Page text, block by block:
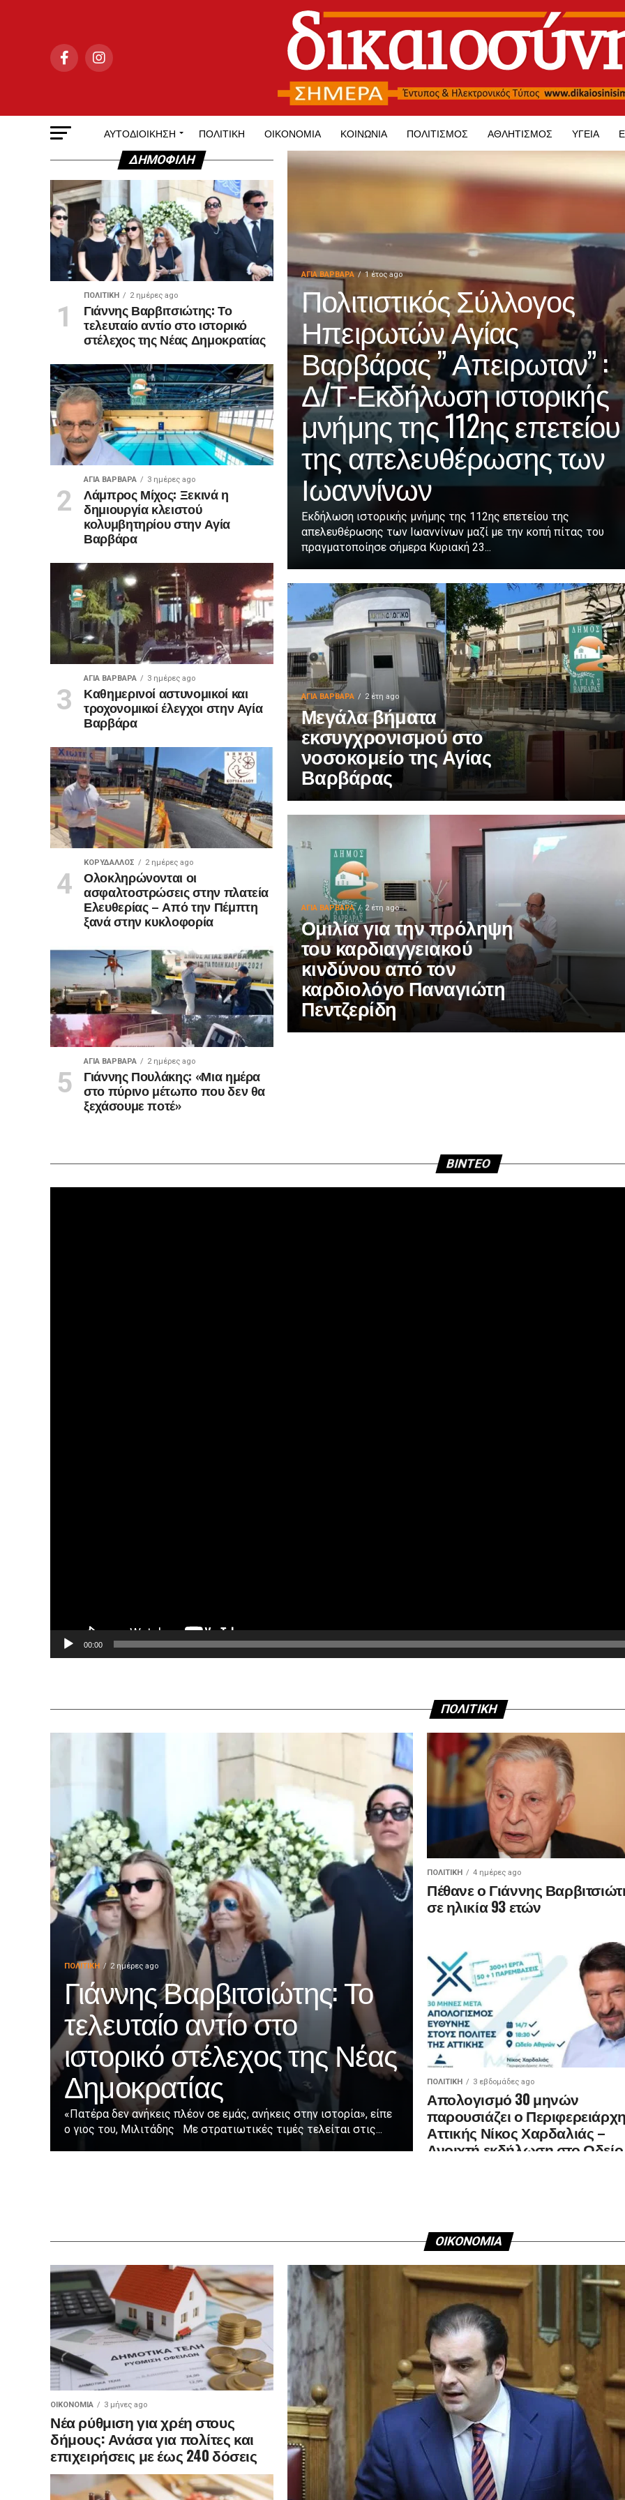
ΑΥΤΟΔΙΟΊΚΗΣΗ ΠΟΛΙΤΙΚΉ ΟΙΚΟΝΟΜΊΑ ΚΟΙΝΩΝΊΑ ΠΟΛΙΤΙΣΜΌΣ ΑΘΛΗΤΙΣΜΌΣ ΥΓΕΊΑ
ΑΓΙΑ ΒΑΡΒΑΡΑ 1 έτος ago
Πολιτιστικός Σύλλογος
Ηπειρωτών Αγίας
Βαρβάρας ” Απειρωταν” :
Δ/Τ-Εκδήλωση ιστορικής
μνήμης της 112ης επετείου
της απελευθέρωσης των
Ιωαννίνων
Εκδήλωση ιστορικής μνήμης της 112ης επετείου της
απελευθέρωσης των Ιωαννίνων μαζί με την κοπή πίτας του
πραγματοποίησε σήμερα Κυριακή 23...
ΑΓΙΑ ΒΑΡΒΑΡΑ 2 έτη ago
Μεγάλα βήματα
εκσυγχρονισμού στο
νοσοκομείο της Αγίας
Βαρβάρας
ΑΓΙΑ ΒΑΡΒΑΡΑ 2 έτη ago
Ομιλία για την πρόληψη
του καρδιαγγειακού
κινδύνου από τον
καρδιολόγο Παναγιώτη
Πεντζερίδη
ΔΗΜΟΦΙΛΉ
ΠΟΛΙΤΙΚΉ 2 ημέρες ago
Γιάννης Βαρβιτσιώτης: Το
τελευταίο αντίο στο ιστορικό
στέλεχος της Νέας Δημοκρατίας
ΑΓΙΑ ΒΑΡΒΑΡΑ 3 ημέρες ago
Λάμπρος Μίχος: Ξεκινά η
δημιουργία κλειστού
κολυμβητηρίου στην Αγία
Βαρβάρα
ΑΓΙΑ ΒΑΡΒΑΡΑ 3 ημέρες ago
Καθημερινοί αστυνομικοί και
τροχονομικοί έλεγχοι στην Αγία
Βαρβάρα
ΚΟΡΥΔΑΛΛΟΣ 2 ημέρες ago
Ολοκληρώνονται οι
ασφαλτοστρώσεις στην πλατεία
Ελευθερίας – Από την Πέμπτη
ξανά στην κυκλοφορία
ΑΓΙΑ ΒΑΡΒΑΡΑ 2 ημέρες ago
Γιάννης Πουλάκης: «Μια ημέρα
στο πύρινο μέτωπο που δεν θα
ξεχάσουμε ποτέ»
BINTEO
00:00
ΠΟΛΙΤΙΚΗ
ΠΟΛΙΤΙΚΉ 2 ημέρες ago
Γιάννης Βαρβιτσιώτης: Το
τελευταίο αντίο στο
ιστορικό στέλεχος της Νέας
Δημοκρατίας
«Πατέρα δεν ανήκεις πλέον σε εμάς, ανήκεις στην ιστορία», είπε
ο γιος του, Μιλιτάδης Με στρατιωτικές τιμές τελείται στις...
ΠΟΛΙΤΙΚΉ 4 ημέρες ago
Πέθανε ο Γιάννης
σε ηλικία 93 ετών
ΠΟΛΙΤΙΚΉ 3 εβδομάδες ago
Απολογισμό 30 μηνών
παρουσιάζει ο
Αττικής Νίκος Χαρδαλιάς –
Ανοιχτή εκδήλωση στο Ωδείο
ΟΙΚΟΝΟΜΙΑ
ΟΙΚΟΝΟΜΊΑ 3 μήνες ago
Νέα ρύθμιση για χρέη στους
δήμους: Ανάσα για πολίτες και
επιχειρήσεις με έως 240 δόσεις